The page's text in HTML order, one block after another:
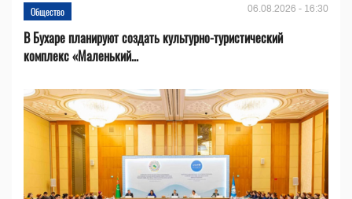
Общество 06.08.2026 - 16:30
В Бухаре планируют создать культурно-туристический
комплекс «Маленький...